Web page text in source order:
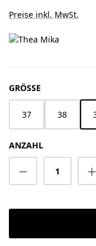
Preise inkl. MwSt.
GRÖSSE
37 38
ANZAHL
Produkt